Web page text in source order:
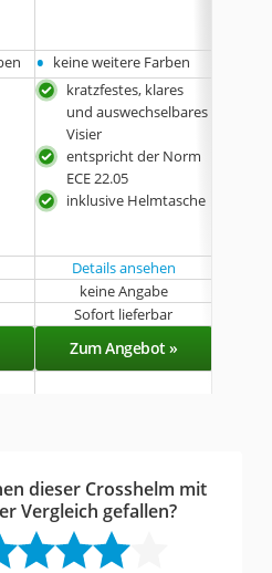
• keine weitere Farben
kratzfestes, klares
und auswechselbares
Visier
entspricht der Norm
ECE 22.05
inklusive Helmtasche
Details ansehen
keine Angabe
Sofort lieferbar
Zum Angebot »
dieser Crosshelm mit
Vergleich gefallen?